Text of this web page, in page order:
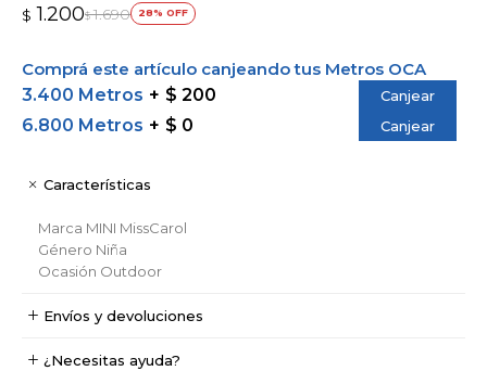
$ 1.200$ 1.690 28
Comprá este artículo canjeando tus Metros OCA
3.400 Metros
$ 200 Canjear
6.800 Metros $ 0 Canjear
Características
Marca MINI MissCarol
Género Niña
Ocasión Outdoor
Envíos y devoluciones
¿Necesitas ayuda?